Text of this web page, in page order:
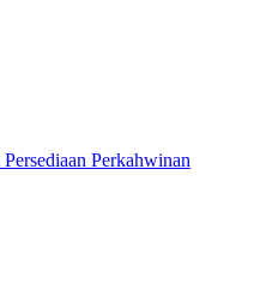
Persediaan Perkahwinan